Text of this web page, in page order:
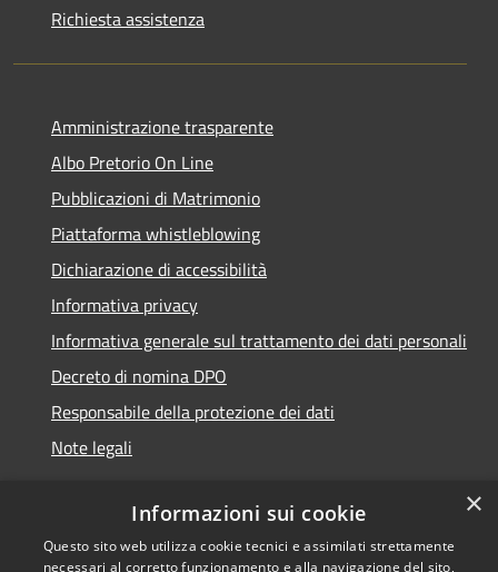
Richiesta assistenza
Amministrazione trasparente
Albo Pretorio On Line
Pubblicazioni di Matrimonio
Piattaforma whistleblowing
Dichiarazione di accessibilità
Informativa privacy
Informativa generale sul trattamento dei dati personali
Decreto di nomina DPO
Responsabile della protezione dei dati
Note legali
RSS © 2021 - 2026 Comune di
×
Informazioni sui cookie
Questo sito web utilizza cookie tecnici e assimilati strettamente
necessari al corretto funzionamento e alla navigazione del sito,